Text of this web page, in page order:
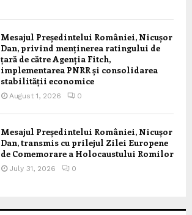
Mesajul Președintelui României, Nicușor
Dan, privind menținerea ratingului de
țară de către Agenția Fitch,
implementarea PNRR și consolidarea
stabilității economice
August 1, 2026 0
Mesajul Președintelui României, Nicușor
Dan, transmis cu prilejul Zilei Europene
de Comemorare a Holocaustului Romilor
July 31, 2026 0